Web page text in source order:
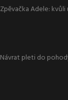
Zpěvačka Adele:
Návrat pleti do